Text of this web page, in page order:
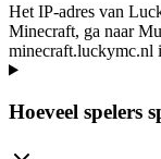
Het IP-adres van
Minecraft, ga naar
minecraft.luckymc.nl
Hoeveel spelers